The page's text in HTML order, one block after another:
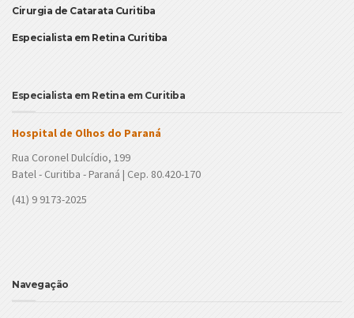
Cirurgia de Catarata Curitiba
Especialista em Retina Curitiba
Especialista em Retina em Curitiba
Hospital de Olhos do Paraná
Rua Coronel Dulcídio, 199
Batel - Curitiba - Paraná | Cep. 80.420-170
(41) 9 9173-2025
Navegação